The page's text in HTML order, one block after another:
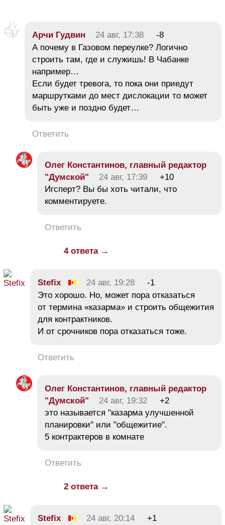
Арчи Гудвин 24 авг, 17:38
-8
А почему в Газовом переулке? Логично
строить там, где и служишь! В Чабанке
например…
Если будет тревога, то пока они приедут
маршрутками до мест дислокации то может
быть уже и поздно будет…
Ответить
Олег Константинов, главный редактор
"Думской"
24 авг, 17:39
+10
Игсперт? Вы бы хоть читали, что
комментируете.
Ответить
4 ответа →
Stefix 24 авг, 19:28
-1
Это хорошо. Но, может пора отказаться
от термина «казарма» и строить общежития
для контрактников.
И от срочников пора отказаться тоже.
Ответить
Олег Константинов, главный редактор
"Думской"
24 авг, 19:32
+2
это называется "казарма улучшенной
планировки" или "общежитие".
5 контрактеров в комнате
Ответить
2 ответа →
Stefix 24 авг, 20:14
+1